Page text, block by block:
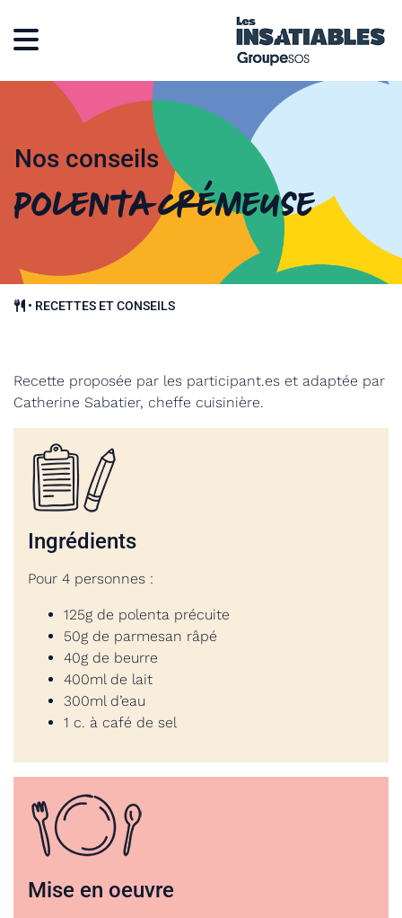
Nos conseils
Polenta crémeuse
• RECETTES ET CONSEILS
Recette proposée par les participant.es et adaptée par
Catherine Sabatier, cheffe cuisinière.
Ingrédients
Pour 4 personnes :
125g de polenta précuite
50g de parmesan râpé
40g de beurre
400ml de lait
300ml d’eau
1 c. à café de sel
Mise en oeuvre